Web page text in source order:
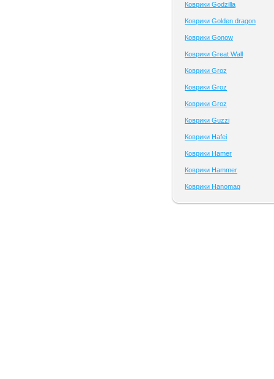
Коврики Godzilla
Коврики Golden dragon
Коврики Gonow
Коврики Great Wall
Коврики Groz
Коврики Groz
Коврики Groz
Коврики Guzzi
Коврики Hafei
Коврики Hamer
Коврики Hammer
Коврики Hanomag